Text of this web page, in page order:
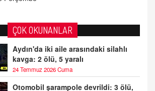
ÇOK OKUNANLAR
Aydın'da iki aile arasındaki silahlı
kavga: 2 ölü, 5 yaralı
24 Temmuz 2026 Cuma
Otomobil şarampole devrildi: 3 ölü,